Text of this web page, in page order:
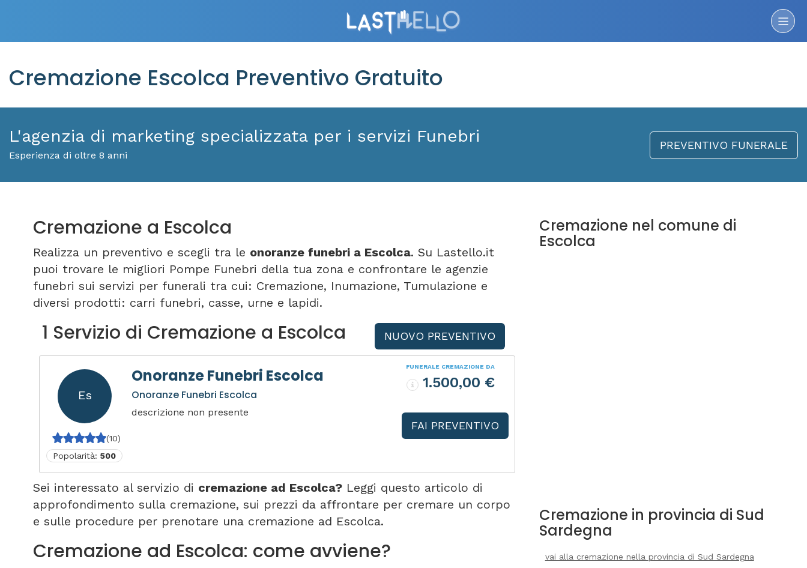
Cremazione Escolca Preventivo Gratuito
L'agenzia di marketing specializzata per i servizi Funebri
Esperienza di oltre 8 anni
PREVENTIVO FUNERALE
Cremazione a Escolca
Realizza un preventivo e scegli tra le onoranze funebri a Escolca. Su Lastello.it
puoi trovare le migliori Pompe Funebri della tua zona e confrontare le agenzie
funebri sui servizi per funerali tra cui: Cremazione, Inumazione, Tumulazione e
diversi prodotti: carri funebri, casse, urne e lapidi.
1 Servizio di Cremazione a Escolca NUOVO PREVENTIVO
Es
(10)
Popolarità: 500
Onoranze Funebri Escolca
Onoranze Funebri Escolca
descrizione non presente
FUNERALE CREMAZIONE DA
1.500,00 €
FAI PREVENTIVO
Sei interessato al servizio di cremazione ad Escolca? Leggi questo articolo di
approfondimento sulla cremazione, sui prezzi da affrontare per cremare un corpo
e sulle procedure per prenotare una cremazione ad Escolca.
Cremazione ad Escolca: come avviene?
Cremazione nel comune di
Escolca
Cremazione in provincia di Sud
Sardegna
vai alla cremazione nella provincia di Sud Sardegna